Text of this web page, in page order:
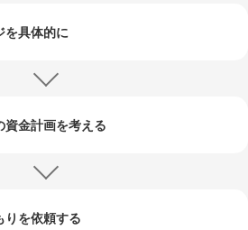
を具体的に
資金計画を考える
りを依頼する